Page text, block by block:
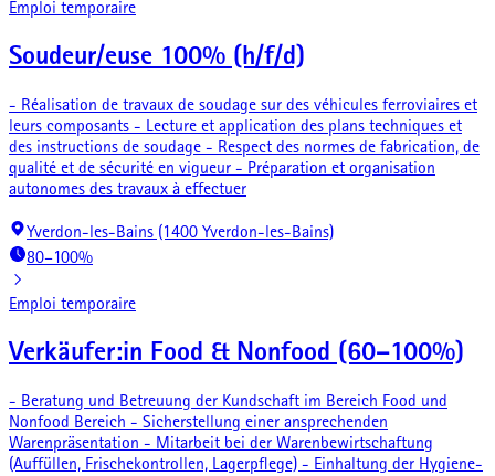
Emploi temporaire
Soudeur/euse 100% (h/f/d)
- Réalisation de travaux de soudage sur des véhicules ferroviaires et
leurs composants - Lecture et application des plans techniques et
des instructions de soudage - Respect des normes de fabrication, de
qualité et de sécurité en vigueur - Préparation et organisation
autonomes des travaux à effectuer
Yverdon-les-Bains (1400 Yverdon-les-Bains)
80–100%
Emploi temporaire
Verkäufer:in Food & Nonfood (60–100%)
- Beratung und Betreuung der Kundschaft im Bereich Food und
Nonfood Bereich - Sicherstellung einer ansprechenden
Warenpräsentation - Mitarbeit bei der Warenbewirtschaftung
(Auffüllen, Frischekontrollen, Lagerpflege) - Einhaltung der Hygiene-